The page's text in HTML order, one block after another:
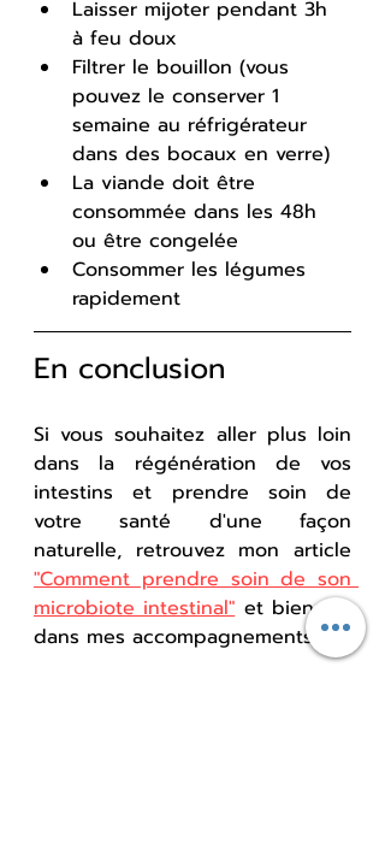
Laisser mijoter pendant 3h
à feu doux
Filtrer le bouillon (vous
pouvez le conserver 1
semaine au réfrigérateur
dans des bocaux en verre)
La viande doit être
consommée dans les 48h
ou être congelée
Consommer les légumes
rapidement
En conclusion
Si vous souhaitez aller plus loin
dans la régénération de vos
intestins et prendre soin de
votre santé d'une façon
"Comment prendre soin de son
microbiote intestinal" et bien sur
dans mes accompagnements.